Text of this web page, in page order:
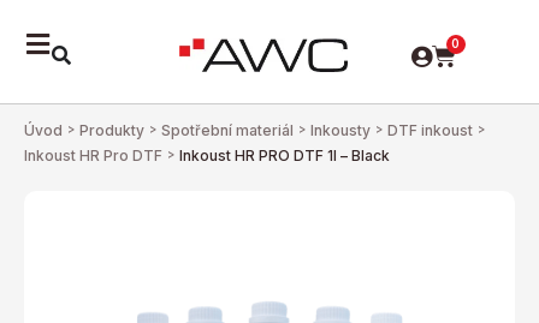
0
Úvod > Produkty > Spotřební materiál > Inkousty > DTF inkoust >
Inkoust HR Pro DTF > Inkoust HR PRO DTF 1l – Black